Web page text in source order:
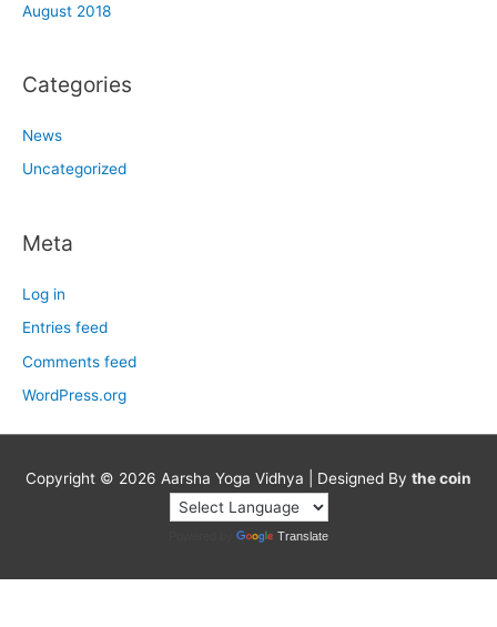
August 2018
Categories
News
Uncategorized
Meta
Log in
Entries feed
Comments feed
WordPress.org
Copyright © 2026 Aarsha Yoga Vidhya | Designed By the coin
Translate